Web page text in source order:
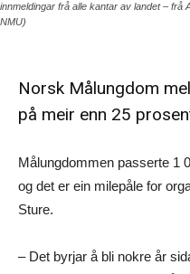
innmeldingar frå alle kantar av landet – frå
NMU)
Norsk Målungdom
på meir enn 25
Målungdommen passerte 1
og det er ein milepåle for
Sture.
– Det byrjar å bli nokre år